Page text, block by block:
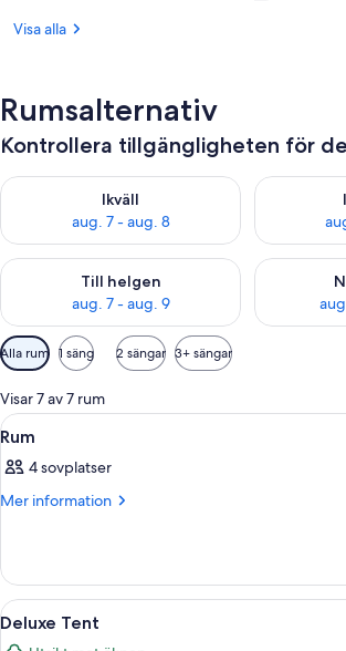
Visa alla
Rumsalternativ
Kontrollera tillgängligheten för
Ikväll
aug. 7 - aug. 8
Kontrollera tillgängligheten för ikväll aug. 7
Till helgen
aug. 7 - aug. 9
Kontrollera tillgängligheten för den här
Tillgängliga
filter
för
rum
Alla rum 1 säng 2 sängar 3+ sängar
Visar 7 av 7 rum
Öppna
alla
foton
för
Ett rum med
8
Rum
4 sovplatser
Mer information
Mer
Öppna
alla
Ett rum med
22
Deluxe Tent